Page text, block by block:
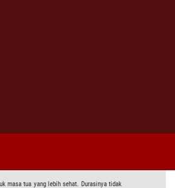
masa tua yang lebih sehat. Durasinya tidak